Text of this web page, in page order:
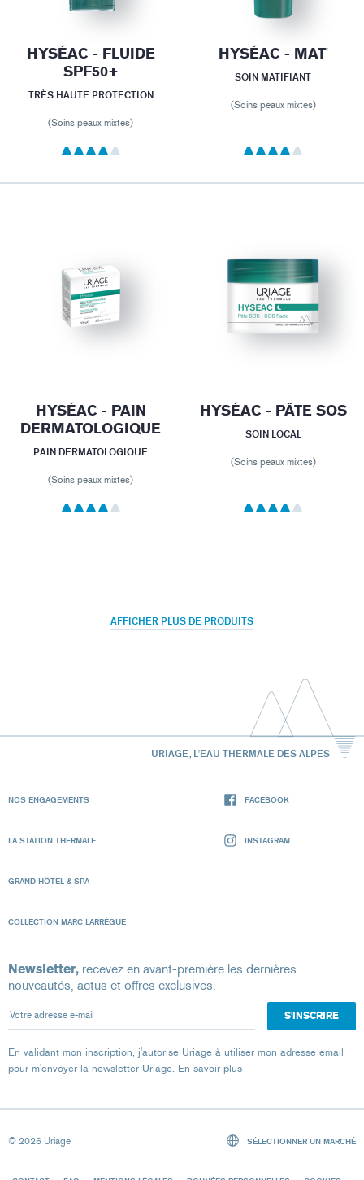
HYSÉAC - FLUIDE
SPF50+
TRÈS HAUTE PROTECTION
(Soins peaux mixtes)
HYSÉAC - MAT'
SOIN MATIFIANT
(Soins peaux mixtes)
HYSÉAC - PAIN
DERMATOLOGIQUE
PAIN DERMATOLOGIQUE
(Soins peaux mixtes)
HYSÉAC - PÂTE SOS
SOIN LOCAL
(Soins peaux mixtes)
AFFICHER PLUS DE PRODUITS
URIAGE, L'EAU THERMALE DES ALPES
NOS ENGAGEMENTS
LA STATION THERMALE
GRAND HÔTEL & SPA
COLLECTION MARC LARRÈGUE
FACEBOOK
INSTAGRAM
Newsletter, recevez en avant-première les dernières
nouveautés, actus et offres exclusives.
Votre adresse e-mail
En validant mon inscription, j'autorise Uriage à utiliser mon adresse email
pour m'envoyer la newsletter Uriage. En savoir plus
© 2026 Uriage SÉLECTIONNER UN MARCHÉ